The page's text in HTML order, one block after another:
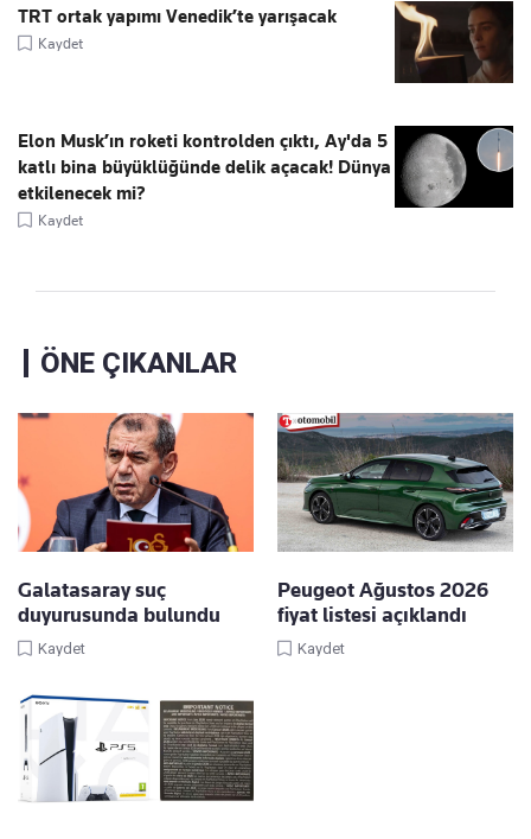
TRT ortak yapımı Venedik’te yarışacak
Kaydet
Elon Musk’ın roketi kontrolden çıktı, Ay'da 5
katlı bina büyüklüğünde delik açacak! Dünya
etkilenecek mi?
Kaydet
ÖNE ÇIKANLAR
Galatasaray suç
duyurusunda bulundu
Kaydet
Peugeot Ağustos 2026
fiyat listesi açıklandı
Kaydet